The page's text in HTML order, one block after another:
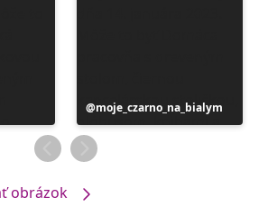
Príspevok
zverejnil
moje_czarno_na_bialym
obrázok